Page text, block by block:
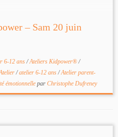
– Sam 20 juin
6-12 ans/Ateliers Kidpower®/
/atelier 6-12 ans/Atelier parent-
émotionnelle par Christophe Dufreney